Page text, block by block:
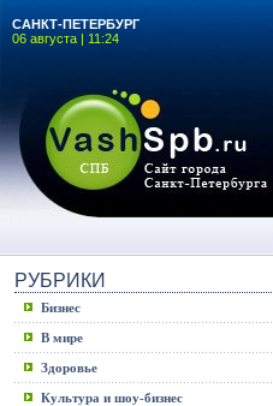
САНКТ-ПЕТЕРБУРГ
06 августа | 11:24
РУБРИКИ
Бизнес
В мире
Здоровье
Культура и шоу-бизнес